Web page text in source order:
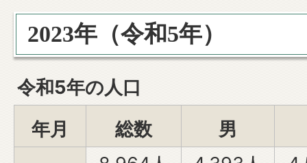
2023年（令和5年）
令和5年の人口
年月
総数 男